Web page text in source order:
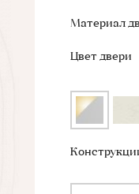
Материал
Цвет двери